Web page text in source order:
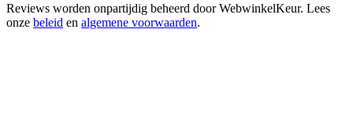
Reviews worden onpartijdig beheerd doorWebwinkelKeur. Lees
onze beleid en algemene voorwaarden.